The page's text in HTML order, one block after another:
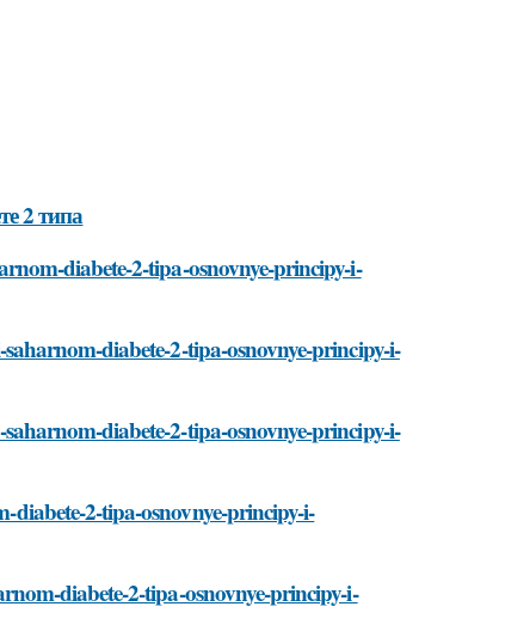
2 типа
diabete-2-tipa-osnovnye-principy-i-
diabete-2-tipa-osnovnye-principy-i-
diabete-2-tipa-osnovnye-principy-i-
2-tipa-osnovnye-principy-i-
diabete-2-tipa-osnovnye-principy-i-